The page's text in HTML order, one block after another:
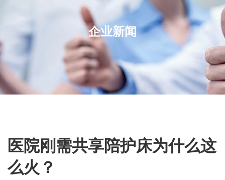
企业新闻
医院刚需共享陪护床为什么这
么火？